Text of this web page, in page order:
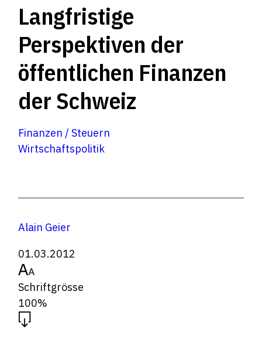
Langfristige
Perspektiven der
öffentlichen Finanzen
der Schweiz
Finanzen / Steuern
Wirtschaftspolitik
Alain Geier
01.03.2012
Schriftgrösse
100%